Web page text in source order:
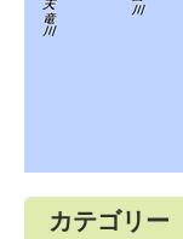
カテゴリー